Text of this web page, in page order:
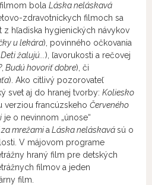
bola Láska neláskavá
zdravotníckych filmoch sa
z hľadiska hygienických návykov
u lekára), povinného očkovania
Deti žalujú... ), ľavorukosti a rečovej
, Budú hovoriť dobre), či
). Ako citlivý pozorovateľ
svet aj do hranej tvorby: Koliesko
verziou francúzskeho Červeného
je o nevinnom „únose“
za mrežamia Láska neláskavású o
V májovom programe
hraný film pre detských
filmov a jeden
film.